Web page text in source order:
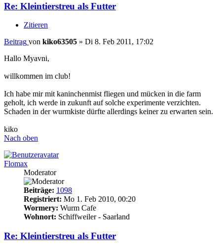
Re: Kleintierstreu als Futter
Zitieren
Beitrag von kiko63505 » Di 8. Feb 2011, 17:02
Hallo Myavni,
willkommen im club!
Ich habe mir mit kaninchenmist fliegen und mücken in die farm
geholt, ich werde in zukunft auf solche experimente verzichten.
Schaden in der wurmkiste dürfte allerdings keiner zu erwarten sein.
kiko
Nach oben
Flomax
Moderator
Beiträge: 1098
Registriert: Mo 1. Feb 2010, 00:20
Wormery: Wurm Cafe
Wohnort: Schiffweiler - Saarland
Re: Kleintierstreu als Futter